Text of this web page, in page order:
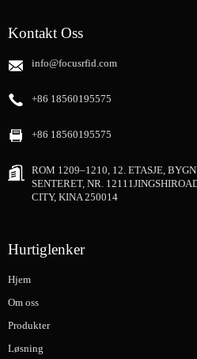
Kontakt Oss
info@focusrfid.com
+86 18560195575
+86 18560195575
ROM 1209–1210, 12. ETASJE,
SENTERET, NR.
CITY, KINA 250014
Hurtiglenker
Hjem
Om oss
Produkter
Løsning